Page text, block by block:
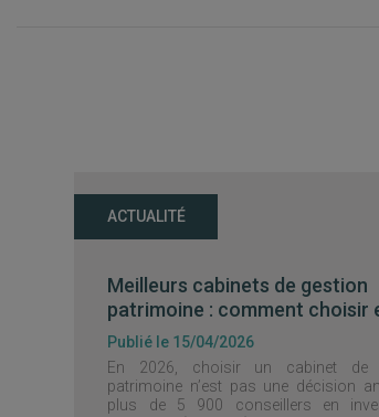
ACTUALITÉ
Meilleurs cabinets de gestion
patrimoine : comment choisir
Publié le 15/04/2026
En 2026, choisir un cabinet de
patrimoine n’est pas une décision
plus de 5 900 conseillers en